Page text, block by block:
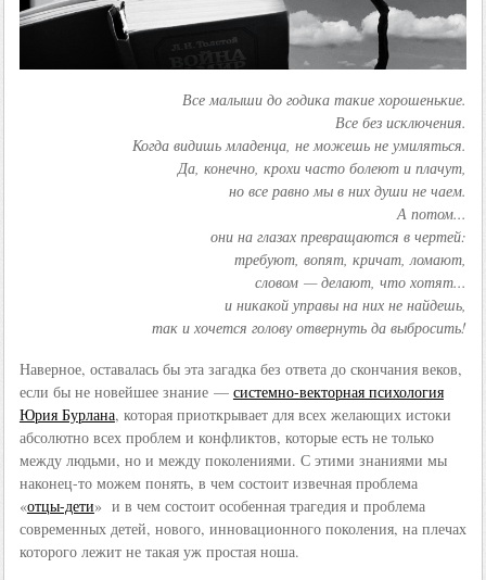
Все малыши до годика такие хорошенькие.
Все без исключения.
Когда видишь младенца, не можешь не умиляться.
Да, конечно, крохи часто болеют и плачут,
но все равно мы в них души не чаем.
А потом...
они на глазах превращаются в чертей:
требуют, вопят, кричат, ломают,
словом — делают, что хотят...
и никакой управы на них не найдешь,
так и хочется голову отвернуть да выбросить!
Наверное, оставалась бы эта загадка без ответа до скончания веков,
если бы не новейшее знание — системно-векторная психология
Юрия Бурлана, которая приоткрывает для всех желающих истоки
абсолютно всех проблем и конфликтов, которые есть не только
между людьми, но и между поколениями. С этими знаниями мы
наконец-то можем понять, в чем состоит извечная проблема
«отцы-дети» и в чем состоит особенная трагедия и проблема
современных детей, нового, инновационного поколения, на плечах
которого лежит не такая уж простая ноша.